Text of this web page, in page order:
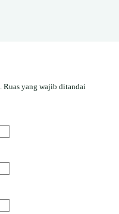
Ruas yang wajib ditandai